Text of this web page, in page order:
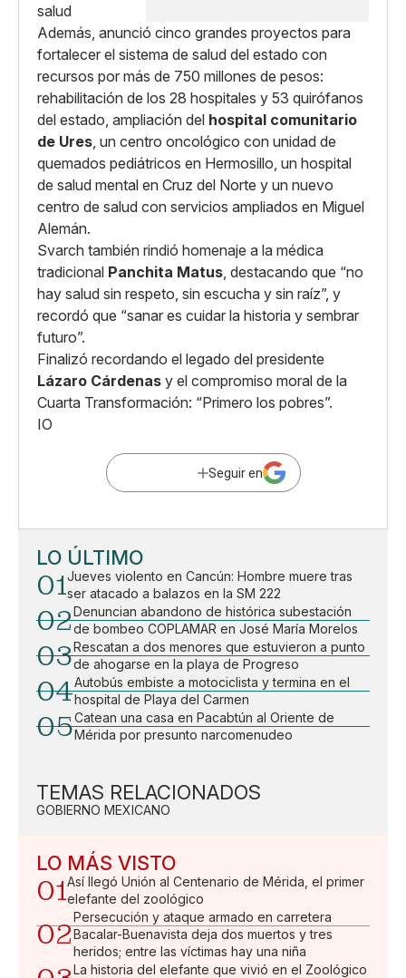
Además, anunció cinco grandes proyectos para
fortalecer el sistema de salud del estado con
recursos por más de 750 millones de pesos:
rehabilitación de los 28 hospitales y 53 quirófanos
del estado, ampliación del hospital comunitario
de Ures, un centro oncológico con unidad de
quemados pediátricos en Hermosillo, un hospital
de salud mental en Cruz del Norte y un nuevo
centro de salud con servicios ampliados en Miguel
Alemán.
Svarch también rindió homenaje a la médica
tradicional Panchita Matus, destacando que “no
hay salud sin respeto, sin escucha y sin raíz”, y
recordó que “sanar es cuidar la historia y sembrar
futuro”.
Finalizó recordando el legado del presidente
Lázaro Cárdenas y el compromiso moral de la
Cuarta Transformación: “Primero los pobres”.
IO
Seguir en
LO ÚLTIMO
01Jueves violento en Cancún: Hombre muere tras
ser atacado a balazos en la SM 222
02Denuncian abandono de histórica subestación
de bombeo COPLAMAR en José María Morelos
03Rescatan a dos menores que estuvieron a punto
de ahogarse en la playa de Progreso
04Autobús embiste a motociclista y termina en el
hospital de Playa del Carmen
05Catean una casa en Pacabtún al Oriente de
Mérida por presunto narcomenudeo
TEMAS RELACIONADOS
GOBIERNO MEXICANO
LO MÁS VISTO
01Así llegó Unión al Centenario de Mérida, el primer
elefante del zoológico
02
Persecución y ataque armado en carretera
Bacalar-Buenavista deja dos muertos y tres
heridos; entre las víctimas hay una niña
La historia del elefante que vivió en el Zoológico